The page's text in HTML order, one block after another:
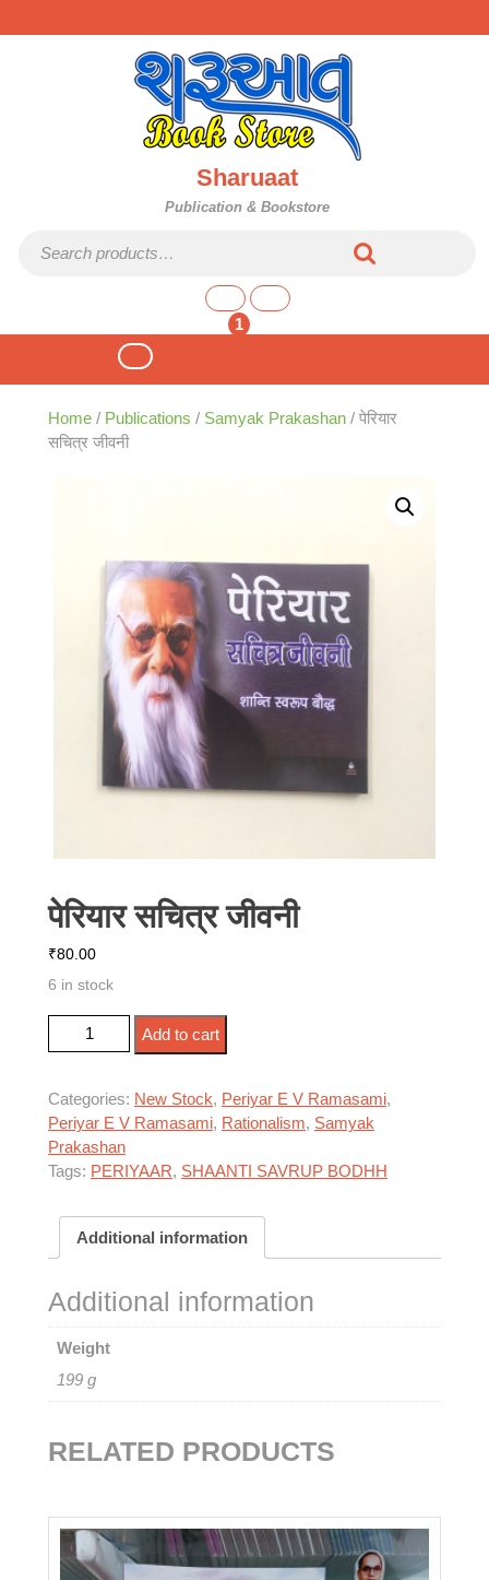
to
Sharuaat
Publication & Bookstore
1
shopping
Open
Button
Home / Publications / Samyak Prakashan / पेरियार
सचित्र जीवनी
पेरियार सचित्र जीवनी
₹80.00
6 in stock
पेरियार सचित्र जीवनी quantity
Add to cart
Categories: New Stock, Periyar E V Ramasami,
Periyar E V Ramasami, Rationalism, Samyak
Prakashan
Tags: PERIYAAR, SHAANTI SAVRUP BODHH
Additional information
Additional information
Weight
199 g
RELATED PRODUCTS